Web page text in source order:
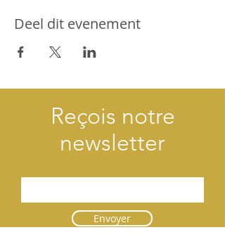
Deel dit evenement
Reçois notre
newsletter
Envoyer